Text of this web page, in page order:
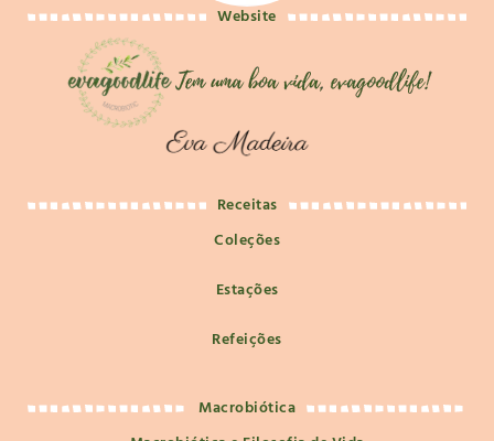
Website
Receitas
Coleções
Estações
Refeições
Macrobiótica